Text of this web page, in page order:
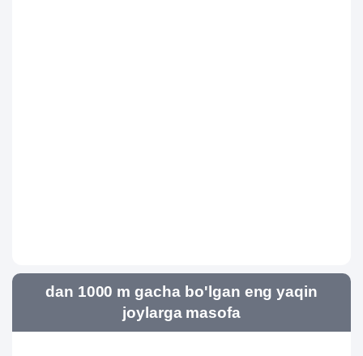
dan 1000 m gacha bo'lgan eng yaqin
joylarga masofa